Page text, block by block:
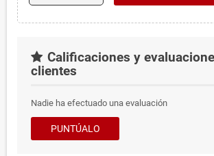
Calificaciones y
clientes
Nadie ha efectuado una evaluación
PUNTÚALO